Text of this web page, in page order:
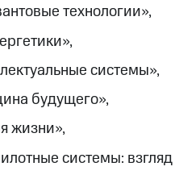
технологии»,
системы»,
будущего»,
жизни»,
системы: